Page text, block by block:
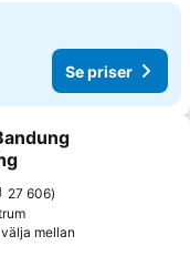
Se priser
Mina Favoriter
27 606
mellan